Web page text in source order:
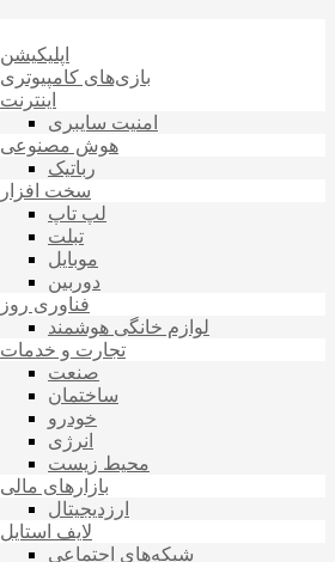
اپلیکیشن
بازی‌های کامپیوتری
اینترنت
امنیت سایبری
هوش مصنوعی
رباتیک
سخت افزار
لپ تاپ
تبلت
موبایل
دوربین
فناوری روز
لوازم خانگی هوشمند
تجارت و خدمات
صنعت
ساختمان
خودرو
انرژی
محیط زیست
بازارهای مالی
ارزدیجیتال
لایف استایل
شبکه‌های اجتماعی